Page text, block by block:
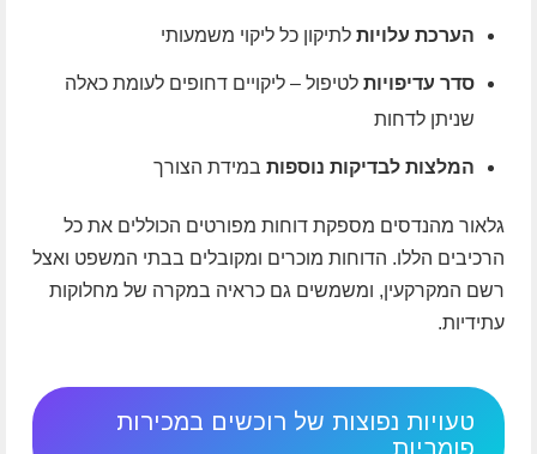
הערכת עלויותלתיקון כל ליקוי משמעותי
סדר עדיפויותלטיפול – ליקויים דחופים לעומת כאלה
שניתן לדחות
המלצות לבדיקות נוספותבמידת הצורך
גלאור מהנדסים מספקת דוחות מפורטים הכוללים את כל
הרכיבים הללו. הדוחות מוכרים ומקובלים בבתי המשפט ואצל
רשם המקרקעין, ומשמשים גם כראיה במקרה של מחלוקות
עתידיות.
טעויות נפוצות של רוכשים במכירות
פומביות